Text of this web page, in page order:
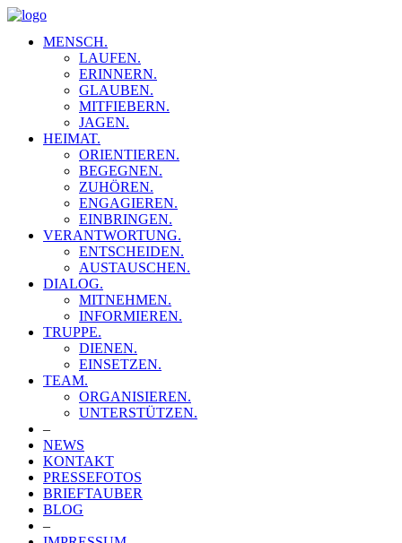
MENSCH.
LAUFEN.
ERINNERN.
GLAUBEN.
MITFIEBERN.
JAGEN.
HEIMAT.
ORIENTIEREN.
BEGEGNEN.
ZUHÖREN.
ENGAGIEREN.
EINBRINGEN.
VERANTWORTUNG.
ENTSCHEIDEN.
AUSTAUSCHEN.
DIALOG.
MITNEHMEN.
INFORMIEREN.
TRUPPE.
DIENEN.
EINSETZEN.
TEAM.
ORGANISIEREN.
UNTERSTÜTZEN.
–
NEWS
KONTAKT
PRESSEFOTOS
BRIEFTAUBER
BLOG
–